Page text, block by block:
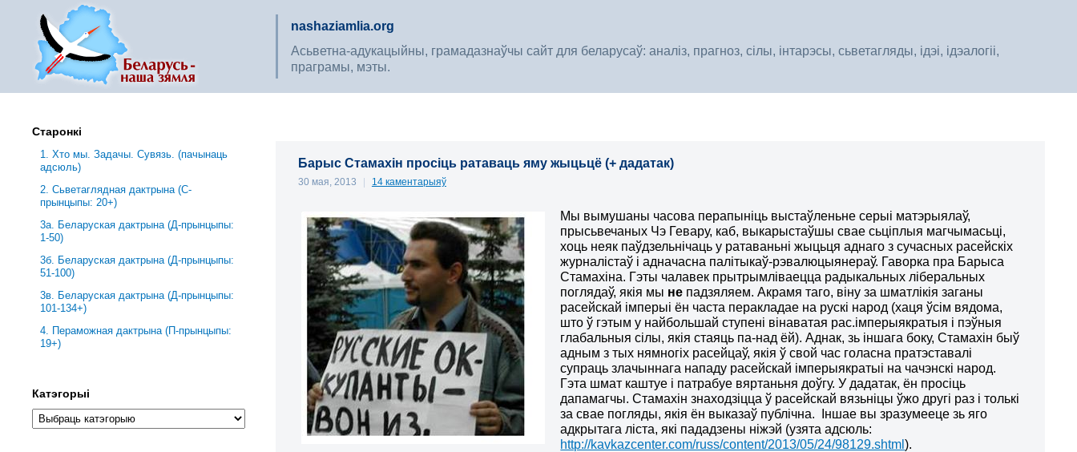
nashaziamlia.org
Асьветна-адукацыйны, грамадазнаўчы сайт для беларусаў: аналіз, прагноз, сілы, інтарэсы, сьветагляды, ідэі, ідэалогіі,
праграмы, мэты.
Барыс Стамахін просіць ратаваць яму жыцьцё (+ дадатак)
30 мая, 2013 | 14 каментарыяў
Мы вымушаны часова перапыніць выстаўленьне серыі матэрыялаў,
прысьвечаных Чэ Гевару, каб, выкарыстаўшы свае сьціплыя магчымасьці,
хоць неяк паўдзельнічаць у ратаваньні жыцьця аднаго з сучасных расейскіх
журналістаў і адначасна палітыкаў-рэвалюцыянераў. Гаворка пра Барыса
Стамахіна. Гэты чалавек прытрымліваецца радыкальных ліберальных
поглядаў, якія мы не падзяляем. Акрамя таго, віну за шматлікія заганы
расейскай імперыі ён часта перакладае на рускі народ (хаця ўсім вядома,
што ў гэтым у найбольшай ступені вінаватая рас.імперыякратыя і пэўныя
глабальныя сілы, якія стаяць па-над ёй). Аднак, зь іншага боку, Стамахін быў
адным з тых нямногіх расейцаў, якія ў свой час голасна пратэставалі
супраць злачыннага нападу расейскай імперыякратыі на чачэнскі народ.
Гэта шмат каштуе і патрабуе вяртаньня доўгу. У дадатак, ён просіць
дапамагчы. Стамахін знаходзіцца ў расейскай вязьніцы ўжо другі раз і толькі
за свае погляды, якія ён выказаў публічна. Іншае вы зразумееце зь яго
адкрытага ліста, які пададзены ніжэй (узята адсюль:
http://kavkazcenter.com/russ/content/2013/05/24/98129.shtml).
Старонкі
1. Хто мы. Задачы. Сувязь. (пачынаць
адсюль)
2. Сьветаглядная дактрына (С-
прынцыпы: 20+)
3a. Беларуская дактрына (Д-прынцыпы:
1-50)
3б. Беларуская дактрына (Д-прынцыпы:
51-100)
3в. Беларуская дактрына (Д-прынцыпы:
101-134+)
4. Пераможная дактрына (П-прынцыпы:
19+)
Катэгорыі